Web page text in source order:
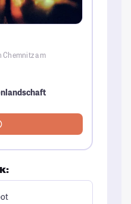
Chemnitz am